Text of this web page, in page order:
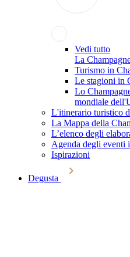
Vedi tutto
La
Turismo in
Le stagioni in
Lo
mondiale
L'itinerario turistico
La Mappa della
L’elenco degli
Agenda degli eventi
Ispirazioni
Degusta